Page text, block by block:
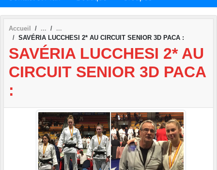
Accueil
SAVÉRIA LUCCHESI 2* AU CIRCUIT SENIOR 3D PACA :
SAVÉRIA LUCCHESI 2* AU
CIRCUIT SENIOR 3D PACA
: